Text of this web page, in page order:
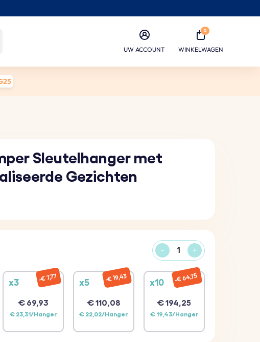
UW ACCOUNT
0
WINKELWAGEN
Sleutelhanger met
Gezichten
- +
x3
€ 69,93
€ 23,31/Hanger
€ 7,77
x5
€ 110,08
€ 22,02/Hanger
€ 19,43 x10
€ 194,25
€ 19,43/Hanger
€ 64,75